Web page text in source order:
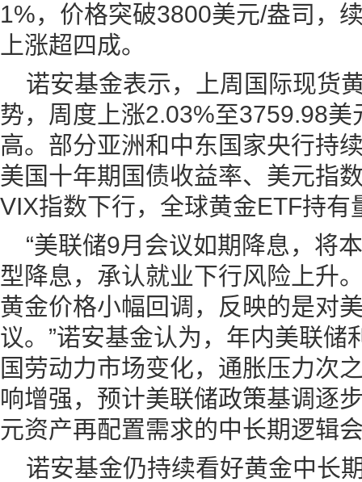
1%，价格突破3800美元/盎司，
上涨超四成。
诺安基金表示，上周国际现货
势，周度上涨2.03%至3759.98
高。部分亚洲和中东国家央行持
美国十年期国债收益率、美元指
VIX指数下行，全球黄金ETF持有
“美联储9月会议如期降息，将
型降息，承认就业下行风险上升
黄金价格小幅回调，反映的是对
议。”诺安基金认为，年内美联储
国劳动力市场变化，通胀压力次
响增强，预计美联储政策基调逐
元资产再配置需求的中长期逻辑
诺安基金仍持续看好黄金中长